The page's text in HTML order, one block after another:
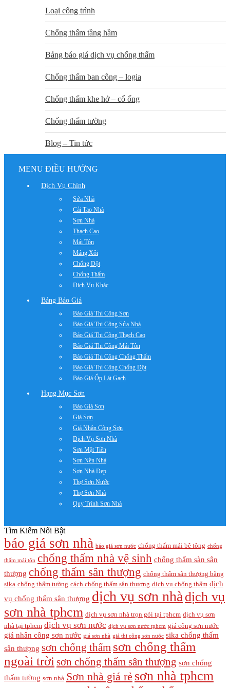
Loại công trình
Chống thấm tầng hầm
Bảng báo giá dịch vụ chống thấm
Chống thấm ban công – logia
Chống thấm khe hở – cổ ống
Chống thấm tường
Blog – Tin tức
MENU ĐIỀU HƯỚNG
Dịch Vụ Chính
Sửa Nhà
Cải Tạo Nhà
Sơn Nhà
Thạch Cao
Mái Tôn
Máng Xối
Chống Dột
Chống Thấm
Dịch Vụ Khác
Bảng Báo Giá
Báo Giá Thi Công Sơn
Báo Giá Thi Công Sửa Nhà
Báo Giá Thi Công Thạch Cao
Báo Giá Thi Công Mái Tôn
Báo Giá Thi Công Chống Thấm
Báo Giá Thi Công Chống Dột
Báo Giá Ốp Lát Gạch
Hạng Mục Sơn
Báo Giá Sơn
Giá Sơn
Giá Nhân Công Sơn
Dịch Vụ Sơn Nhà
Sơn Mặt Tiền
Sơn Nền Nhà
Sơn Nhà Đẹp
Thợ Sơn Nước
Thợ Sơn Nhà
Quy Trình Sơn Nhà
Tìm Kiếm Nổi Bật
báo giá sơn nhà báo giá sơn nước chống thấm mái bê tông chống
thấm mái tôn chống thấm nhà vệ sinh chống thấm sàn sân
thượng chống thấm sân thượng chống thấm sân thượng bằng
sika chống thấm tường cách chống thấm sân thượng dịch vụ chống thấm dịch
vụ chống thấm sân thượng dịch vụ sơn nhà dịch vụ
sơn nhà tphcm dịch vụ sơn nhà trọn gói tại tphcm dịch vụ sơn
nhà tại tphcm dịch vụ sơn nước dịch vụ sơn nước tphcm giá công sơn nước
giá nhân công sơn nước giá sơn nhà giá thi công sơn nước sika chống thấm
sân thượng sơn chống thấm sơn chống thấm
ngoài trời sơn chống thấm sân thượng sơn chống
thấm tường sơn nhà Sơn nhà giá rẻ sơn nhà tphcm